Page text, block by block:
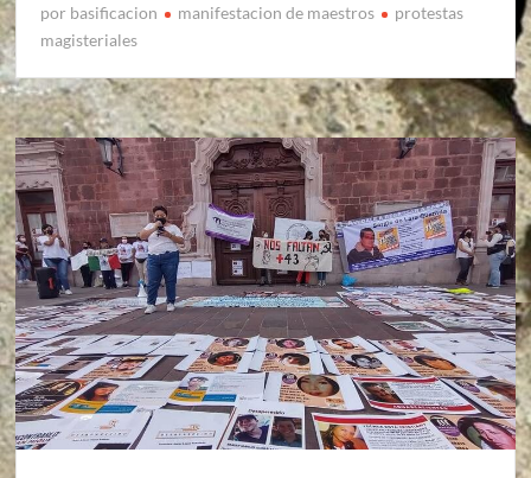
por basificacion
manifestacion de maestros
protestas
magisteriales